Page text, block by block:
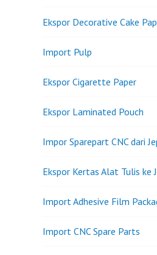
Ekspor Decorative Cake
Import Pulp
Ekspor Cigarette Paper
Ekspor Laminated Pouch
Impor Sparepart CNC dari
Ekspor Kertas Alat Tulis ke
Import Adhesive Film
Import CNC Spare Parts